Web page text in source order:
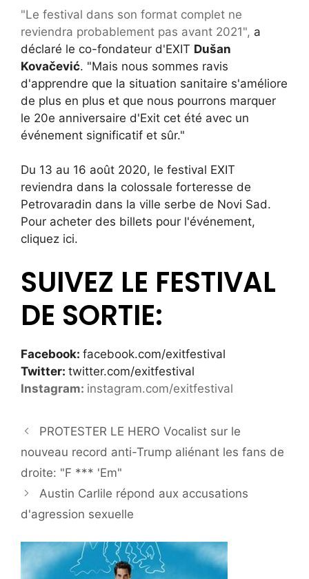
"Le festival dans son format complet ne
reviendra probablement pas avant 2021", a
déclaré le co-fondateur d'EXIT Dušan
Kovačević. "Mais nous sommes ravis
d'apprendre que la situation sanitaire s'améliore
de plus en plus et que nous pourrons marquer
le 20e anniversaire d'Exit cet été avec un
événement significatif et sûr."
Du 13 au 16 août 2020, le festival EXIT
reviendra dans la colossale forteresse de
Petrovaradin dans la ville serbe de Novi Sad.
Pour acheter des billets pour l'événement,
cliquez ici.
SUIVEZ LE FESTIVAL
DE SORTIE:
Facebook: facebook.com/exitfestival
Twitter: twitter.com/exitfestival
Instagram: instagram.com/exitfestival
PROTESTER LE HERO Vocalist sur le
nouveau record anti-Trump aliénant les fans de
droite: "F *** 'Em"
Austin Carlile répond aux accusations
d'agression sexuelle